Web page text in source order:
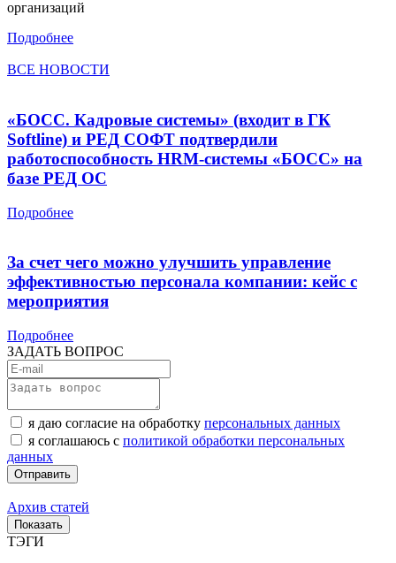
организаций
Подробнее
ВСЕ НОВОСТИ
«БОСС. Кадровые системы» (входит в ГК
Softline) и РЕД СОФТ подтвердили
работоспособность HRM-системы «БОСС» на
базе РЕД ОС
Подробнее
За счет чего можно улучшить управление
эффективностью персонала компании: кейс с
мероприятия
Подробнее
ЗАДАТЬ ВОПРОС
я даю согласие на обработку персональных данных
я соглашаюсь с политикой обработки персональных
данных
Архив статей
ТЭГИ